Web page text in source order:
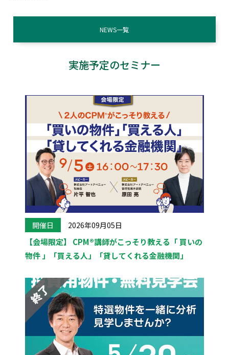
NEWS一覧
実施予定のセミナー
開催日 2026年09月05日
【会場限定】 CPM®講師がこっそり教える「 買いの
物件 」「買える人」「貸してくれる金融機関」